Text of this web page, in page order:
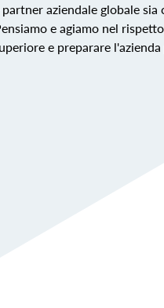
aziendale globale
e agiamo nel
e preparare